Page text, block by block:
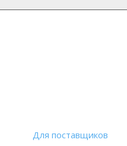
Для поставщиков